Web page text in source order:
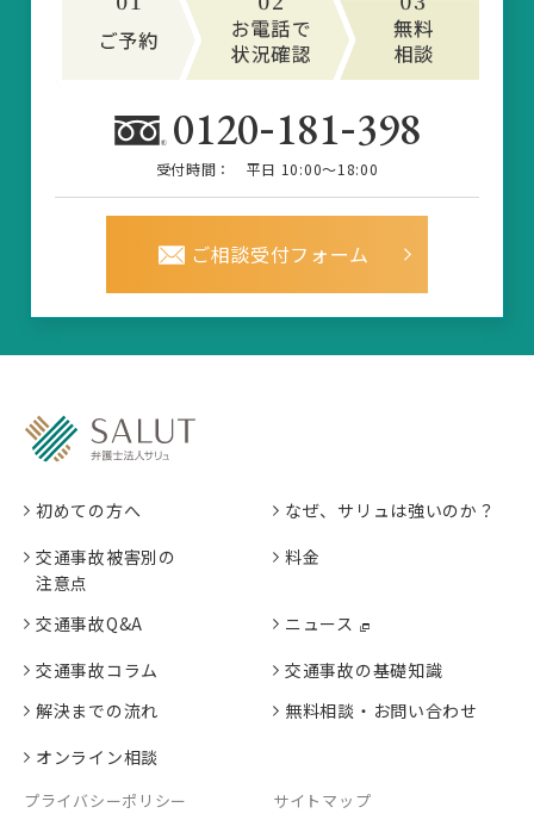
0120-181-398
受付時間： 平日 10:00～18:00
ご相談受付フォーム
初めての方へ
なぜ、サリュは強いのか？
交通事故被害別の
注意点
料金
交通事故Q&A
ニュース
交通事故コラム
交通事故の基礎知識
解決までの流れ
無料相談・お問い合わせ
オンライン相談
プライバシーポリシー サイトマップ